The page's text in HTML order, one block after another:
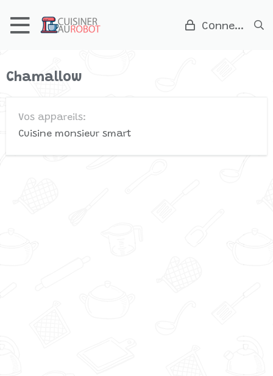
Connexion
Chamallow
Vos appareils
Cuisine monsieur smart